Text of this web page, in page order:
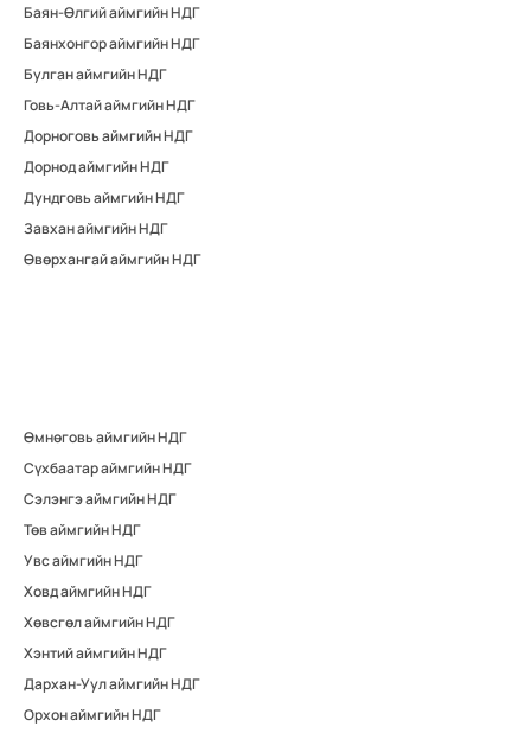
Баян-Өлгий аймгийн НДГ
Баянхонгор аймгийн НДГ
Булган аймгийн НДГ
Говь-Алтай аймгийн НДГ
Дорноговь аймгийн НДГ
Дорнод аймгийн НДГ
Дундговь аймгийн НДГ
Завхан аймгийн НДГ
Өвөрхангай аймгийн НДГ
Өмнөговь аймгийн НДГ
Сүхбаатар аймгийн НДГ
Сэлэнгэ аймгийн НДГ
Төв аймгийн НДГ
Увс аймгийн НДГ
Ховд аймгийн НДГ
Хөвсгөл аймгийн НДГ
Хэнтий аймгийн НДГ
Дархан-Уул аймгийн НДГ
Орхон аймгийн НДГ